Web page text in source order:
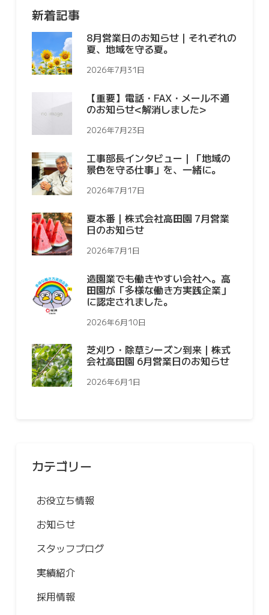
新着記事
8月営業日のお知らせ｜それぞれの
夏、地域を守る夏。
2026年7月31日
【重要】電話・FAX・メール不通
のお知らせ<解消しました>
2026年7月23日
工事部長インタビュー｜「地域の
景色を守る仕事」を、一緒に。
2026年7月17日
夏本番｜株式会社高田園 7月営業
日のお知らせ
2026年7月1日
造園業でも働きやすい会社へ。高
田園が「多様な働き方実践企業」
に認定されました。
2026年6月10日
芝刈り・除草シーズン到来｜株式
会社高田園 6月営業日のお知らせ
2026年6月1日
カテゴリー
お役立ち情報
お知らせ
スタッフブログ
実績紹介
採用情報